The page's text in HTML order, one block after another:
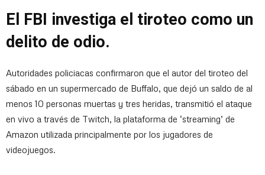
El FBI investiga el tiroteo como un
delito de odio.
Autoridades policiacas confirmaron que el autor del tiroteo del
sábado en un supermercado de Buffalo, que dejó un saldo de al
menos 10 personas muertas y tres heridas, transmitió el ataque
en vivo a través de Twitch, la plataforma de ‘streaming’ de
Amazon utilizada principalmente por los jugadores de
videojuegos.